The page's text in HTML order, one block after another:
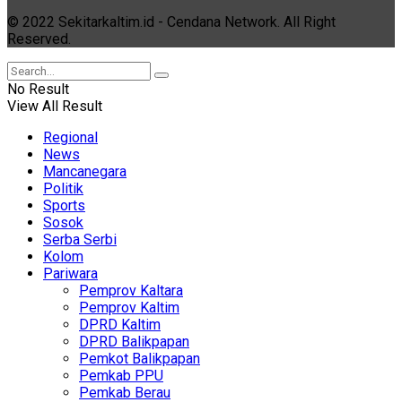
© 2022 Sekitarkaltim.id - Cendana Network. All Right
Reserved.
No Result
View All Result
Regional
News
Mancanegara
Politik
Sports
Sosok
Serba Serbi
Kolom
Pariwara
Pemprov Kaltara
Pemprov Kaltim
DPRD Kaltim
DPRD Balikpapan
Pemkot Balikpapan
Pemkab PPU
Pemkab Berau